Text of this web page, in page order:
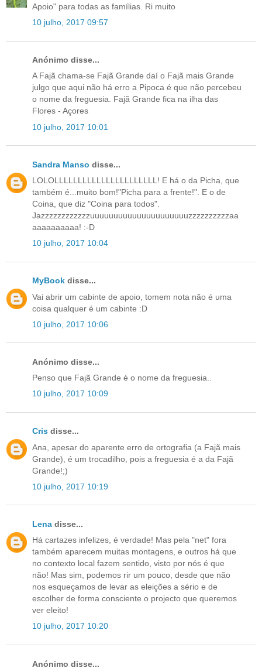
Apoio" para todas as famílias. Ri muito
10 julho, 2017 09:57
Anónimo disse...
A Fajã chama-se Fajã Grande daí o Fajã mais Grande
julgo que aqui não há erro a Pipoca é que não percebeu
o nome da freguesia. Fajã Grande fica na ilha das
Flores - Açores
10 julho, 2017 10:01
Sandra Manso disse...
LOLOLLLLLLLLLLLLLLLLLLLLLL! E há o da Picha, que
também é...muito bom!"Picha para a frente!". E o de
Coina, que diz "Coina para todos".
Jazzzzzzzzzzzzuuuuuuuuuuuuuuuuuuuuuzzzzzzzzzzaa
aaaaaaaaaa! :-D
10 julho, 2017 10:04
MyBook disse...
Vai abrir um cabinte de apoio, tomem nota não é uma
coisa qualquer é um cabinte :D
10 julho, 2017 10:06
Anónimo disse...
Penso que Fajã Grande é o nome da freguesia..
10 julho, 2017 10:09
Cris disse...
Ana, apesar do aparente erro de ortografia (a Fajã mais
Grande), é um trocadilho, pois a freguesia é a da Fajã
Grande!;)
10 julho, 2017 10:19
Lena disse...
Há cartazes infelizes, é verdade! Mas pela "net" fora
também aparecem muitas montagens, e outros há que
no contexto local fazem sentido, visto por nós é que
não! Mas sim, podemos rir um pouco, desde que não
nos esqueçamos de levar as eleições a sério e de
escolher de forma consciente o projecto que queremos
ver eleito!
10 julho, 2017 10:20
Anónimo disse...